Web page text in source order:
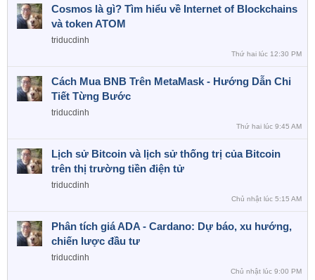
Cosmos là gì? Tìm hiểu về Internet of Blockchains
và token ATOM
triducdinh
Thứ hai lúc 12:30 PM
Cách Mua BNB Trên MetaMask - Hướng Dẫn Chi
Tiết Từng Bước
triducdinh
Thứ hai lúc 9:45 AM
Lịch sử Bitcoin và lịch sử thống trị của Bitcoin
trên thị trường tiền điện tử
triducdinh
Chủ nhật lúc 5:15 AM
Phân tích giá ADA - Cardano: Dự báo, xu hướng,
chiến lược đầu tư
triducdinh
Chủ nhật lúc 9:00 PM